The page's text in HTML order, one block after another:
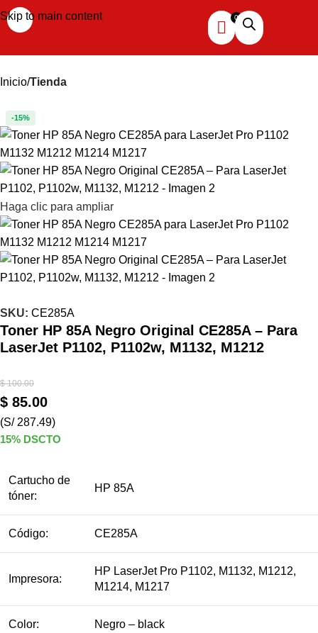
Skip to main content
Inicio Tienda
-15%
Haga clic para ampliar
SKU: CE285A
Toner HP 85A Negro Original CE285A – Para
LaserJet P1102, P1102w, M1132, M1212
$100.00
$ 85.00
(S/ 287.49)
15% DSCTO
Cartucho de
tóner:
HP 85A
Código: CE285A
Impresora:
HP LaserJet Pro P1102, M1132, M1212,
M1214, M1217
Color: Negro – black